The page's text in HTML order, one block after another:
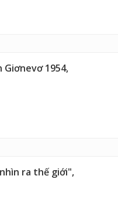
Giơnevơ 1954,
ra thế giới",